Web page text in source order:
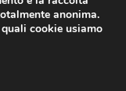
Policy
riservati | Sede
anonima.
cookie usiamo